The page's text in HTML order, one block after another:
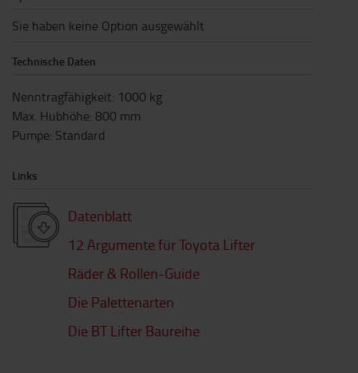
Sie haben keine Option ausgewählt
Technische Daten
Nenntragfähigkeit: 1000 kg
Max. Hubhöhe: 800 mm
Pumpe: Standard
Links
Datenblatt
12 Argumente für Toyota Lifter
Räder & Rollen-Guide
Die Palettenarten
Die BT Lifter Baureihe